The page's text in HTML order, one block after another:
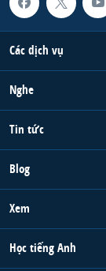
Các dịch vụ
Nghe
Tin tức
Blog
Xem
Học tiếng Anh